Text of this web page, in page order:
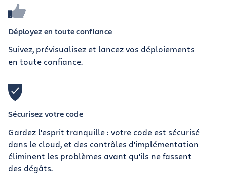
Déployez en toute confiance
Suivez, prévisualisez et lancez vos déploiements
en toute confiance.
Sécurisez votre code
Gardez l'esprit tranquille : votre code est sécurisé
dans le cloud, et des contrôles d'implémentation
éliminent les problèmes avant qu'ils ne fassent
des dégâts.